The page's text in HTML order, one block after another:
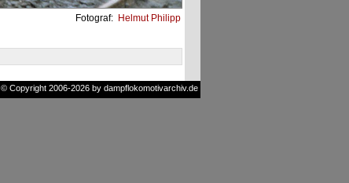
Fotograf: Helmut Philipp
© Copyright 2006-2026 by dampflokomotivarchiv.de